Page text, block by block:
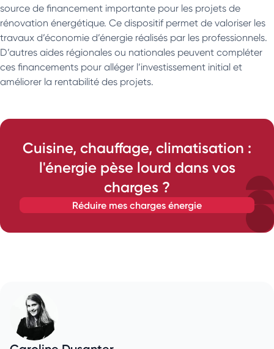
source de financement importante pour les projets de
rénovation énergétique. Ce dispositif permet de valoriser les
travaux d’économie d’énergie réalisés par les professionnels.
D’autres aides régionales ou nationales peuvent compléter
ces financements pour alléger l’investissement initial et
améliorer la rentabilité des projets.
Cuisine, chauffage, climatisation :
l'énergie pèse lourd dans vos
charges ?
réduire mes charges énergie